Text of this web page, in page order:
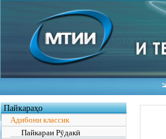
Пайкараҳо
Адибони классик
Пайкараи Рӯдакӣ